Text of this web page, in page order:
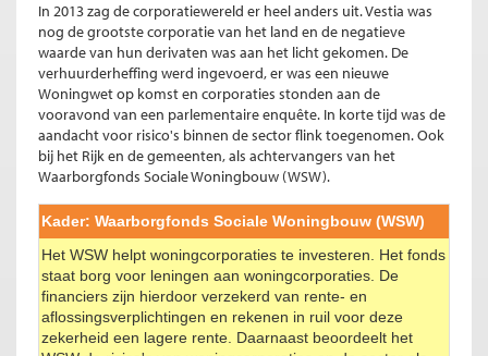
In 2013 zag de corporatiewereld er heel anders uit. Vestia was
nog de grootste corporatie van het land en de negatieve
waarde van hun derivaten was aan het licht gekomen. De
verhuurderheffing werd ingevoerd, er was een nieuwe
Woningwet op komst en corporaties stonden aan de
vooravond van een parlementaire enquête. In korte tijd was de
aandacht voor risico's binnen de sector flink toegenomen. Ook
bij het Rijk en de gemeenten, als achtervangers van het
Waarborgfonds Sociale Woningbouw (WSW).
Kader: Waarborgfonds Sociale Woningbouw (WSW)
Het WSW helpt woningcorporaties te investeren. Het fonds
staat borg voor leningen aan woningcorporaties. De
financiers zijn hierdoor verzekerd van rente- en
aflossingsverplichtingen en rekenen in ruil voor deze
zekerheid een lagere rente. Daarnaast beoordeelt het